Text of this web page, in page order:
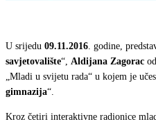
realizacija
projekta
„Mladi
u
svijetu
U srijedu 09.11.2016 . godine,
savjetovalište“, Aldijana Zagorac
„Mladi u svijetu rada“ u kojem je
gimnazija“.
Kroz četiri interaktivne radionice